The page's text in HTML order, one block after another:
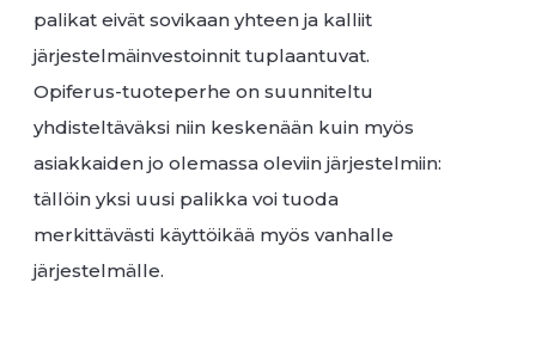
palikat eivät sovikaan yhteen ja kalliit
järjestelmäinvestoinnit tuplaantuvat.
Opiferus-tuoteperhe on suunniteltu
yhdisteltäväksi niin keskenään kuin myös
asiakkaiden jo olemassa oleviin järjestelmiin:
tällöin yksi uusi palikka voi tuoda
merkittävästi käyttöikää myös vanhalle
järjestelmälle.